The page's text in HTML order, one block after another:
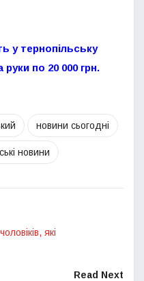
у тернопільську
по 20 000 грн.
новини сьогодні
новини
які
Read Next